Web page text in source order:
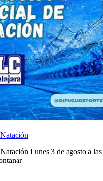
Lunes 3 de agosto a las